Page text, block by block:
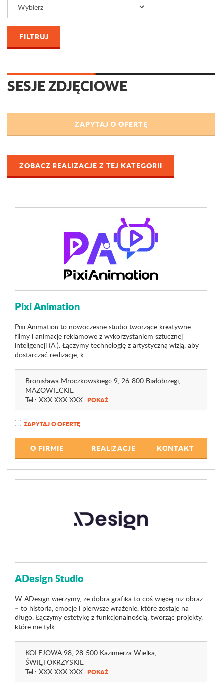
SESJE ZDJĘCIOWE
ZOBACZ REALIZACJE Z TEJ KATEGORII
Pixi Animation
Pixi Animation to nowoczesne studio tworzące kreatywne
filmy i animacje reklamowe z wykorzystaniem sztucznej
inteligencji (AI). Łączymy technologię z artystyczną wizją, aby
dostarczać realizacje, k...
Bronisława Mroczkowskiego 9, 26-800 Białobrzegi,
MAZOWIECKIE
Tel.: XXX XXX XXX POKAŻ
ZAPYTAJ O OFERTĘ
O FIRMIE REALIZACJE KONTAKT
ADesign Studio
W ADesign wierzymy, że dobra grafika to coś więcej niż obraz
– to historia, emocje i pierwsze wrażenie, które zostaje na
długo. Łączymy estetykę z funkcjonalnością, tworząc projekty,
które nie tylk...
KOLEJOWA 98, 28-500 Kazimierza Wielka,
ŚWIĘTOKRZYSKIE
Tel.: XXX XXX XXX POKAŻ